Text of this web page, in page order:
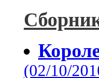
(02/10/